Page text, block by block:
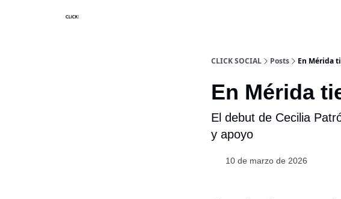
CLICK SOCIAL Posts En Mérida
En Mérida
El debut de Cecilia
y apoyo
10 de marzo de 2026